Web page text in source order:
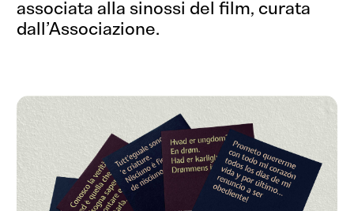
associata alla sinossi del film, curata
dall’Associazione.